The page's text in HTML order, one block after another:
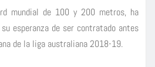
mundial de 100 y 200 metros, ha
esperanza de ser contratado antes
de la liga australiana 2018-19.